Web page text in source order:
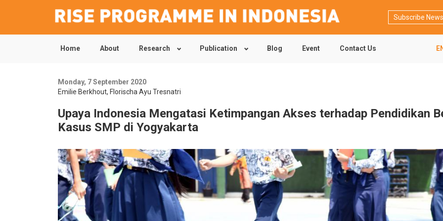
Subscribe
Home About Research Publication Blog Event Contact Us EN
Monday, 7 September 2020
Emilie Berkhout, Florischa Ayu Tresnatri
Upaya Indonesia Mengatasi Ketimpangan Akses terhadap Pendidikan
Kasus SMP di Yogyakarta